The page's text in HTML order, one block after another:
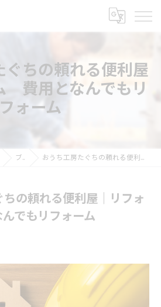
ちの頼れる便利屋
費用となんでもリ
フォーム
ブログ おうち工房たぐちの頼れる便利屋｜リフォーム 費用となんでもリフォーム
の頼れる便利屋｜リフォ
でもリフォーム